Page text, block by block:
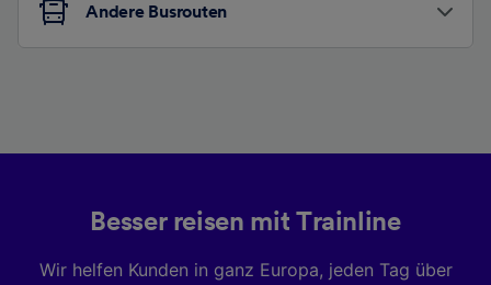
Andere Busrouten
Besser reisen mit Trainline
Wir helfen Kunden in ganz Europa, jeden Tag über